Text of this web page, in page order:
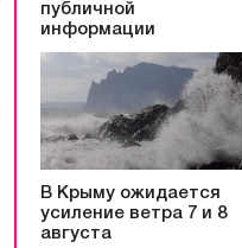
публичной
информации
В Крыму ожидается
усиление ветра 7 и 8
августа